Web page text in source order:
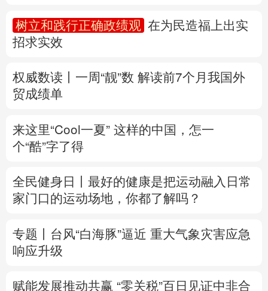
English
Русский язык 日本語 한국어
树立和践行正确政绩观
在为民造福上出实
招求实效
权威数读丨一周“靓”数 解读前7个月我国外
贸成绩单
来这里“Cool一夏” 这样的中国，怎一
个“酷”字了得
全民健身日丨 最好的健康是把运动融入日常
家门口的运动场地，你都了解吗？
专题丨 台风“白海豚”逼近 重大气象灾害应急
响应升级
赋能发展推动共赢 “零关税”百日见证中非合